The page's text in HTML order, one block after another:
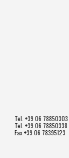
Tel. +39 06 78850303
Tel. +39 06 78850338
Fax +39 06 78395123